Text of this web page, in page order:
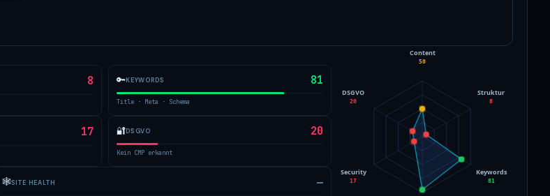
8 🔑KEYWORDS 81
Title · Meta · Schema
17 🔐DSGVO 20
Kein CMP erkannt
🕸SITE HEALTH —
Content
50
Struktur
8
Keywords
81
Security
17
DSGVO
20